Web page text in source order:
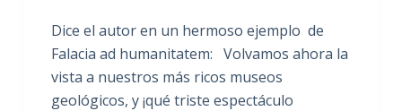
Dice el autor en un hermoso ejemplo de
Falacia ad humanitatem: Volvamos ahora la
vista a nuestros más ricos museos
geológicos, y ¡qué triste espectáculo